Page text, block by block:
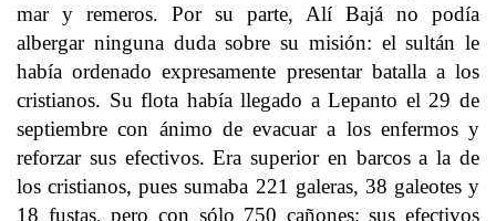
mar y remeros. Por su parte, Alí Bajá no podía
albergar ninguna duda sobre su misión: el sultán le
había ordenado expresamente presentar batalla a los
cristianos. Su flota había llegado a Lepanto el 29 de
septiembre con ánimo de evacuar a los enfermos y
reforzar sus efectivos. Era superior en barcos a la de
los cristianos, pues sumaba 221 galeras, 38 galeotes y
18 fustas, pero con sólo 750 cañones; sus efectivos